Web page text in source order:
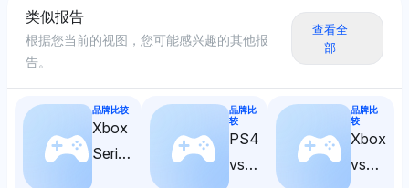
见性份额，强调Shopify在小预算上通过用户友好的电子
商务解决方案的成本效益，而WooCommerce则以经济
Perplexity
现工具，反映出对用户体验分析的重视，而非纯粹的发现
平台。语气是中性的，专注于技术效用，而非倡导。
类似报告
根据您当前的视图，您可能感兴趣的其他报
告。
查看全
部
品牌比较
Xbox
Series
X vs
品牌比
较
PS4
vs
品牌比
较
Xbox
vs